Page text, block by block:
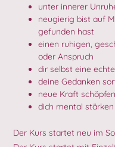
unter innerer
neugierig bist auf
gefunden hast
einen ruhigen,
oder Anspruch
dir selbst eine
deine Gedanken
neue Kraft
dich mental
Der Kurs startet neu im